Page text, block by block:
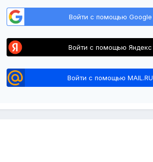
Войти с помощью Google
Войти с помощью Яндекс
Войти с помощью MAIL.RU